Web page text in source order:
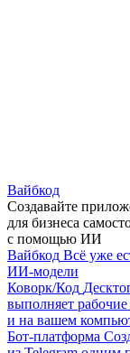
Вайбкод
Создавайте
для бизнеса
с помощью ИИ
Вайбкод Всё уже
ИИ-модели
Коворк/Код
выполняет
и на вашем
Бот-платформа